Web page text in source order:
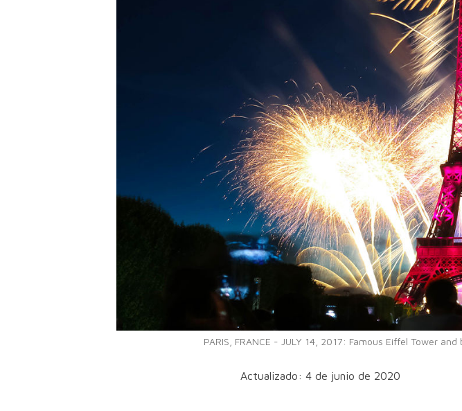
PARIS, FRANCE - JULY 14, 2017: Famous Eiffel Tower
Actualizado: 4 de junio de 2020